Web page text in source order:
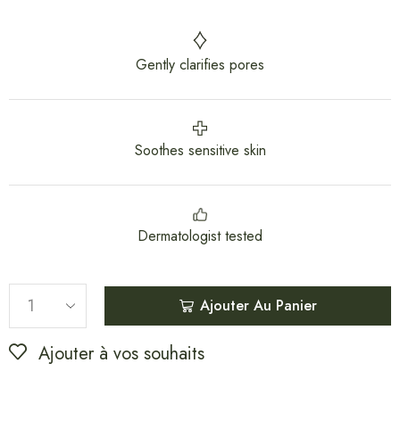
Gently clarifies pores
Soothes sensitive skin
Dermatologist tested
Ajouter Au Panier
Ajouter à vos souhaits